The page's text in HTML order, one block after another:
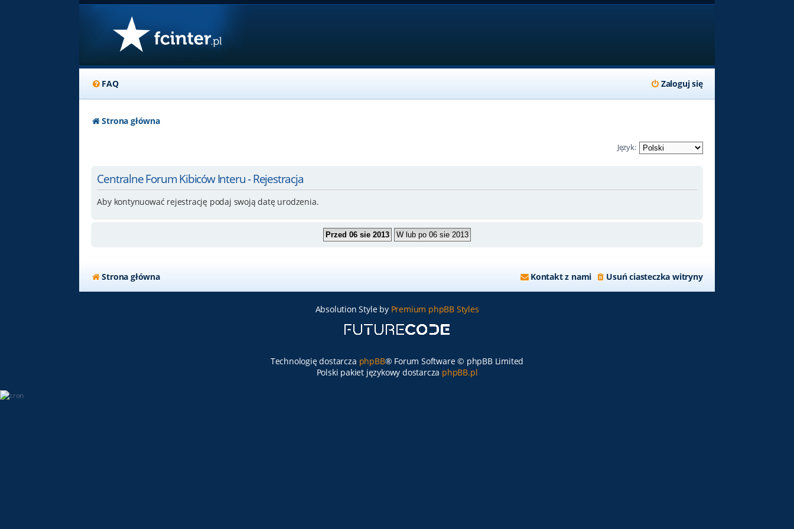
FAQ Zaloguj się
Strona główna
Język:
Centralne Forum Kibiców Interu - Rejestracja
Aby kontynuować rejestrację podaj swoją datę urodzenia.
Strona główna Usuń ciasteczka witryny
Kontakt z nami
Absolution Style by Premium phpBB Styles
Technologię dostarcza phpBB® Forum Software © phpBB Limited
Polski pakiet językowy dostarcza phpBB.pl